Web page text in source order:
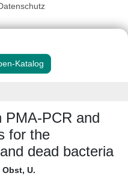
Katalog
PMA-PCR and
for the
dead bacteria
Obst, U.